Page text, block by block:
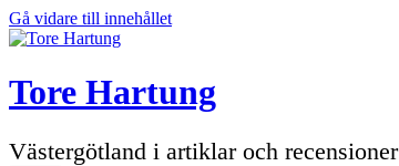
Gå vidare till innehållet
Tore Hartung
Västergötland i artiklar och recensioner